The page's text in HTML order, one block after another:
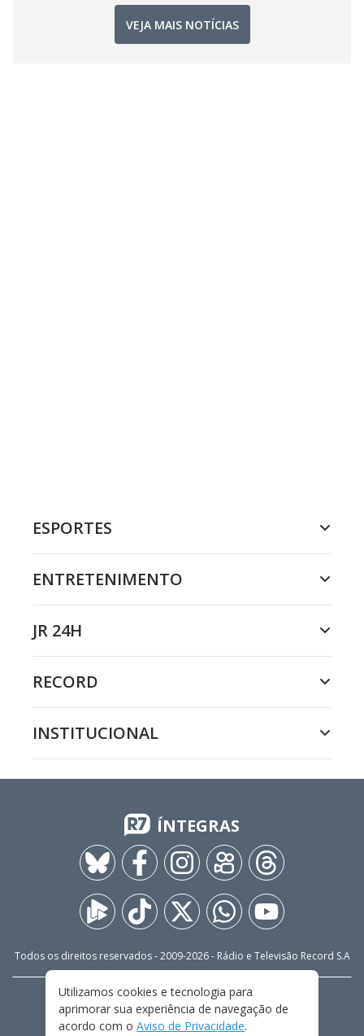
VEJA MAIS NOTÍCIAS
ESPORTES
ENTRETENIMENTO
JR 24H
RECORD
INSTITUCIONAL
ÍNTEGRAS
Todos os direitos reservados - 2009-2026- Rádio e Televisão Record S.A
FALE CONOSCO
PRIVACIDADE
TERMOS E CONDIÇÕES DE USO
Utilizamos cookies e tecnologia para
aprimorar sua experiência de navegação de
acordo com o Aviso de Privacidade.